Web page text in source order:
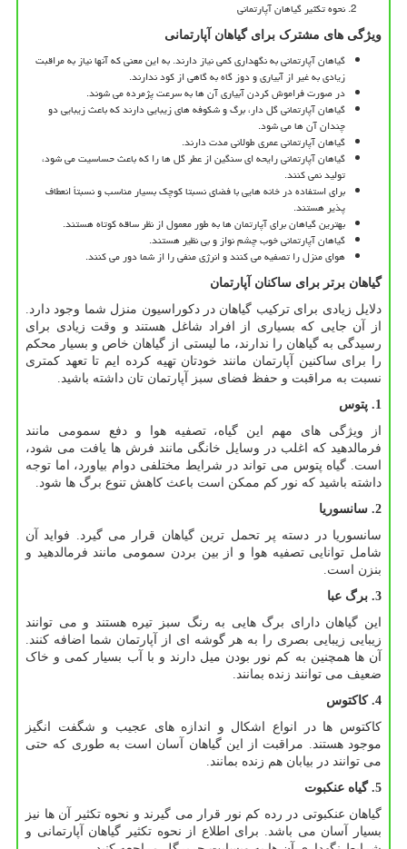
نحوه تکثیر گیاهان آپارتمانی
ویژگی های مشترک برای گیاهان آپارتمانی
گیاهان آپارتمانی به نگهداری کمی نیاز دارند. به این معنی که آنها نیاز به مراقبت
زیادی به غیر از آبیاری و دوز گاه به گاهی از کود ندارند.
در صورت فراموش کردن آبیاری آن ها به سرعت پژمرده می شوند.
گیاهان آپارتمانی گل دار، برگ و شکوفه های زیبایی دارند که باعث زیبایی دو
چندان آن ها می شود.
گیاهان آپارتمانی عمری طولانی مدت دارند.
گیاهان آپارتمانی رایحه ای سنگین از عطر گل ها را که باعث حساسیت می شود،
تولید نمی کنند.
برای استفاده در خانه هایی با فضای نسبتا کوچک بسیار مناسب و نسبتاً انعطاف
پذیر هستند.
بهترین گیاهان برای آپارتمان ها به طور معمول از نظر ساقه کوتاه هستند.
گیاهان آپارتمانی خوب چشم نواز و بی نظیر هستند.
هوای منزل را تصفیه می کنند و انرژی منفی را از شما دور می کنند.
گیاهان برتر برای ساکنان آپارتمان
دلایل زیادی برای ترکیب گیاهان در دکوراسیون منزل شما وجود دارد.
از آن جایی که بسیاری از افراد شاغل هستند و وقت زیادی برای
رسیدگی به گیاهان را ندارند، ما لیستی از گیاهان خاص و بسیار محکم
را برای ساکنین آپارتمان مانند خودتان تهیه کرده ایم تا تعهد کمتری
نسبت به مراقبت و حفظ فضای سبز آپارتمان تان داشته باشید.
1. پتوس
از ویژگی های مهم این گیاه، تصفیه هوا و دفع سمومی مانند
فرمالدهید که اغلب در وسایل خانگی مانند فرش ها یافت می شود،
است. گیاه پتوس می تواند در شرایط مختلفی دوام بیاورد، اما توجه
داشته باشید که نور کم ممکن است باعث کاهش تنوع برگ ها شود.
2. سانسوریا
سانسوریا در دسته پر تحمل ترین گیاهان قرار می گیرد. فواید آن
شامل توانایی تصفیه هوا و از بین بردن سمومی مانند فرمالدهید و
بنزن است.
3. برگ عبا
این گیاهان دارای برگ هایی به رنگ سبز تیره هستند و می توانند
زیبایی زیبایی بصری را به هر گوشه ای از آپارتمان شما اضافه کنند.
آن ها همچنین به کم نور بودن میل دارند و با آب بسیار کمی و خاک
ضعیف می توانند زنده بمانند.
4. کاکتوس
کاکتوس ها در انواع اشکال و اندازه های عجیب و شگفت انگیز
موجود هستند. مراقبت از این گیاهان آسان است به طوری که حتی
می توانند در بیابان هم زنده بمانند.
5. گیاه عنکبوت
گیاهان عنکبوتی در رده کم نور قرار می گیرند و نحوه تکثیر آن ها نیز
بسیار آسان می باشد. برای اطلاع از نحوه تکثیر گیاهان آپارتمانی و